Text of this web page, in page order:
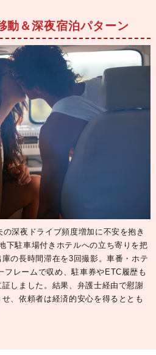
動＆深夜宿泊パターン
深夜ドライブ頻度増加に不安を抱き
下駐車場付きホテルへの立ち寄りを把
庫の長時間滞在を3回撮影。車番・ホテ
フレームで収め、駐車券やETC履歴も
しました。結果、弁護士経由で慰謝
、依頼者は経済的安心を得るととも